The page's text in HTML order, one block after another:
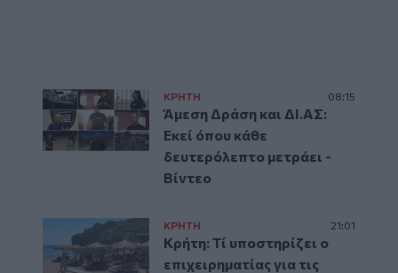
ΚΡΗΤΗ 08:15
Άμεση Δράση και ΔΙ.ΑΣ:
Εκεί όπου κάθε
δευτερόλεπτο μετράει -
Βίντεο
ΚΡΗΤΗ 21:01
Κρήτη: Τί υποστηρίζει ο
επιχειρηματίας για τις